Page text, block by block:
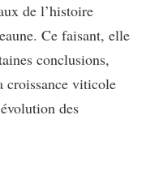
de l’histoire
Ce faisant, elle
conclusions,
croissance viticole
des